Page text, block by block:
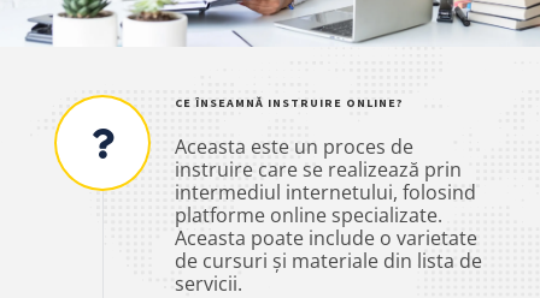
CE ÎNSEAMNĂ INSTRUIRE ONLINE?
Aceasta este un proces de
instruire care se realizează prin
intermediul internetului, folosind
platforme online specializate.
Aceasta poate include o varietate
de cursuri și materiale din lista de
servicii.